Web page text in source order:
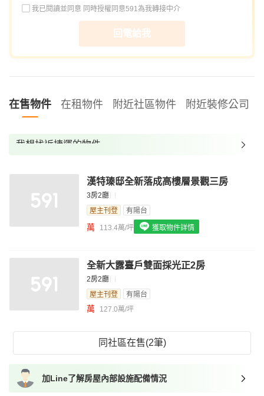
我已閱讀並同意 同時授權同意591為我轉接中介
回電給我
在售物件 在租物件 附近社區物件 附近裝修公司
我想找近捷運的物件
我想找配備瓦斯爐的物件
我想找廁所開窗的物件
我想找具垃圾處理的物件
漢特瑧邸全新落成高樓層景觀三房
3房2廳
屋主刊登
有陽台
萬 113.4萬/坪 獲取物件詳情
全新大露臺戶雙面採光正2房
2房2廳
屋主刊登
有陽台
萬 127.0萬/坪
同社區在售(2筆)
加Line了解房屋內部設施配備情況